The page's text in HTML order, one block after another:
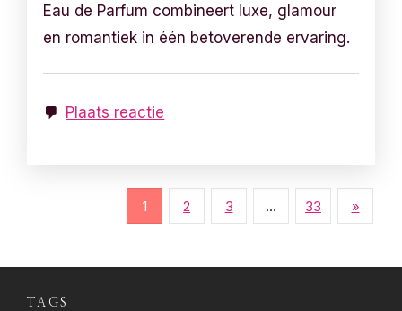
Eau de Parfum combineert luxe, glamour
en romantiek in één betoverende ervaring.
Plaats reactie
1 2 3 … 33 »
TAGS